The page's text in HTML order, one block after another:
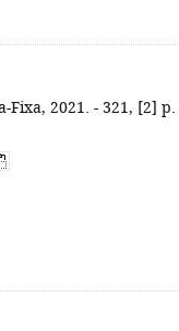
Fixa, 2021. - 321, [2] p.